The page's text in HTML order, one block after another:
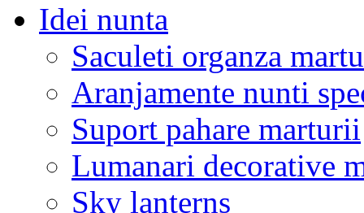
Idei nunta
Saculeti organza
Aranjamente nunti
Suport pahare marturii
Lumanari decorative
Sky lanterns